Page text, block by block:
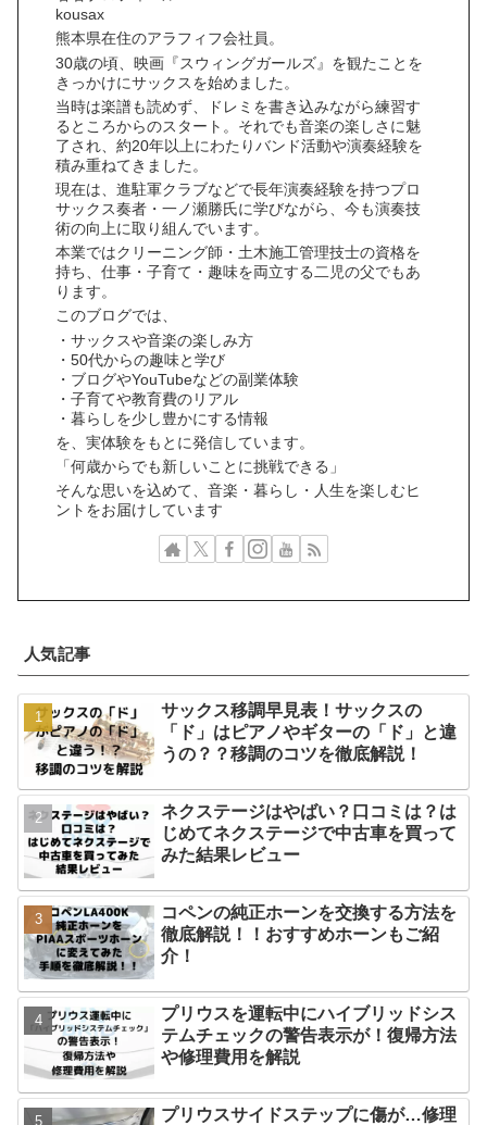
kousax
熊本県在住のアラフィフ会社員。
30歳の頃、映画『スウィングガールズ』を観たことを
きっかけにサックスを始めました。
当時は楽譜も読めず、ドレミを書き込みながら練習す
るところからのスタート。それでも音楽の楽しさに魅
了され、約20年以上にわたりバンド活動や演奏経験を
積み重ねてきました。
現在は、進駐軍クラブなどで長年演奏経験を持つプロ
サックス奏者・一ノ瀬勝氏に学びながら、今も演奏技
術の向上に取り組んでいます。
本業ではクリーニング師・土木施工管理技士の資格を
持ち、仕事・子育て・趣味を両立する二児の父でもあ
ります。
このブログでは、
・サックスや音楽の楽しみ方
・50代からの趣味と学び
・ブログやYouTubeなどの副業体験
・子育てや教育費のリアル
・暮らしを少し豊かにする情報
を、実体験をもとに発信しています。
「何歳からでも新しいことに挑戦できる」
そんな思いを込めて、音楽・暮らし・人生を楽しむヒ
ントをお届けしています
人気記事
サックス移調早見表！サックスの
「ド」はピアノやギターの「ド」と違
うの？？移調のコツを徹底解説！
ネクステージはやばい？口コミは？は
じめてネクステージで中古車を買って
みた結果レビュー
コペンの純正ホーンを交換する方法を
徹底解説！！おすすめホーンもご紹
介！
プリウスを運転中にハイブリッドシス
テムチェックの警告表示が！復帰方法
や修理費用を解説
プリウスサイドステップに傷が…修理